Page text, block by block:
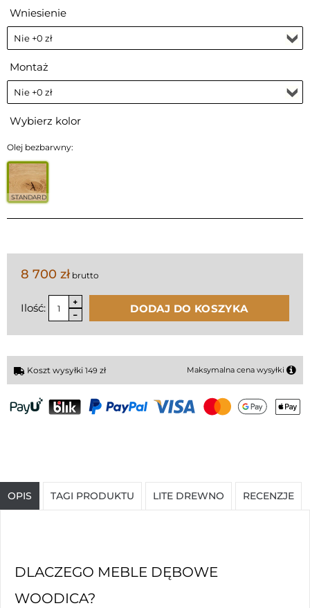
Wniesienie
Montaż
Wybierz kolor
Olej bezbarwny:
STANDARD
8 700 zł brutto
Ilość: DODAJ DO KOSZYKA
Koszt wysyłki 149 zł Maksymalna cena wysyłki
OPIS TAGI PRODUKTU LITE DREWNO RECENZJE
DLACZEGO MEBLE DĘBOWE
WOODICA?